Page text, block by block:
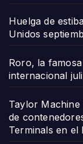
Huelga de
Unidos
Roro, la
internacional
Taylor Machine
de
Terminals en el